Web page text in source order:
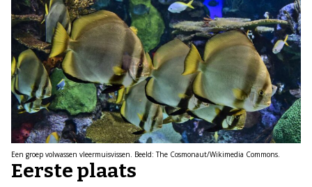
Een groep volwassen vleermuisvissen. Beeld: The Cosmonaut/Wikimedia Commons.
Eerste plaats